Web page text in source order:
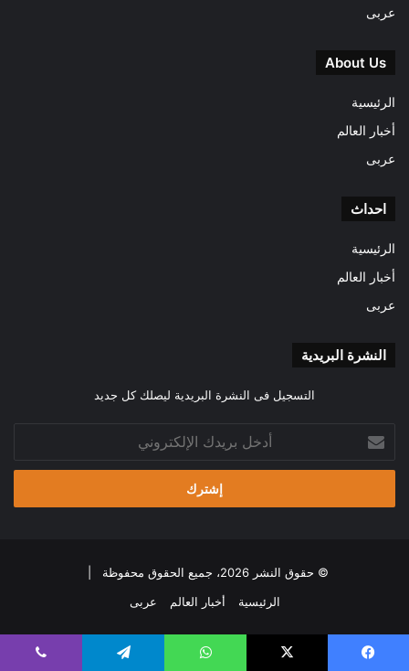
عربى
About Us
الرئيسية
أخبار العالم
عربى
احداث
الرئيسية
أخبار العالم
عربى
النشرة البريدية
التسجيل فى النشرة البريدية ليصلك كل جديد
بريدك
الإلكتروني
© حقوق النشر 2026، جميع الحقوق محفوظة |
الرئيسية
أخبار العالم عربى